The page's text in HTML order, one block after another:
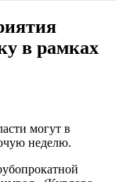
в рамках
могут в
неделю.